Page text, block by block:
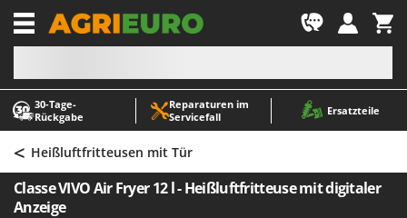
30‑Tage-
Rückgabe
Reparaturen im
Servicefall
Ersatzteile
-1
A
Abbeermaschinen - Traubenmühlen
Abfüllgeräte
Akku Gartenscheren
Akku Gras- und Strauchscheren
A
ABAC
AgriEuro Premium
AgriEuro TOP-LINE
AGT
< Heißluftfritteusen mit Tür
Classe VIVO Air Fryer 12 l - Heißluftfritteuse mit digitaler
Anzeige